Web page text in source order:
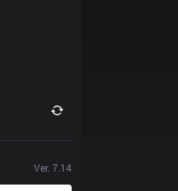
Ver. 7.14